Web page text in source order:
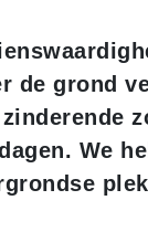
de grond
We